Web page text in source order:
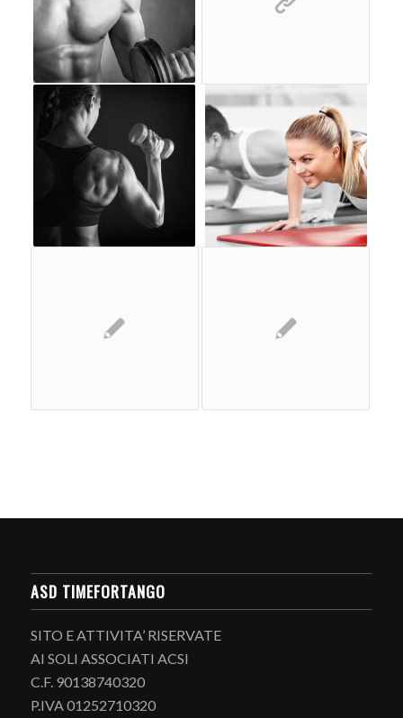
ASD TIMEFORTANGO
SITO E ATTIVITA’ RISERVATE
AI SOLI ASSOCIATI ACSI
C.F. 90138740320
P.IVA 01252710320